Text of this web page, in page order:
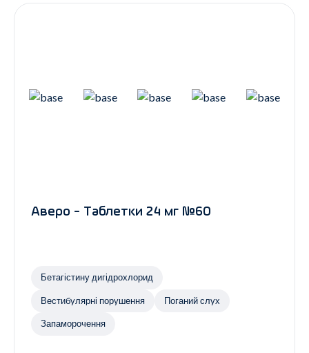
Аверо - Таблетки 24 мг №60
Бетагістину дигідрохлорид
Вестибулярні порушення Поганий слух
Запаморочення